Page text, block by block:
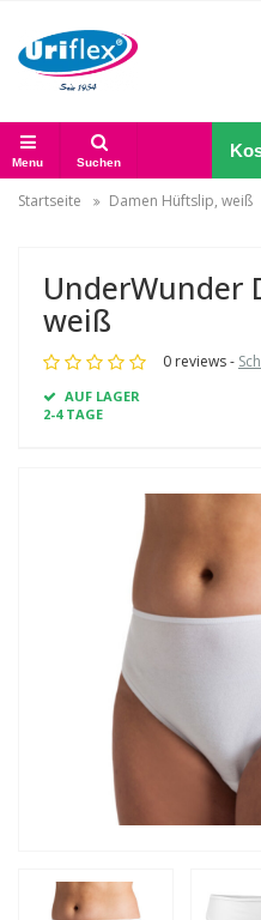
Menu Suchen
Startseite Damen Hüftslip, weiß
UnderWunder
weiß
0 reviews -
AUF LAGER
2-4 TAGE